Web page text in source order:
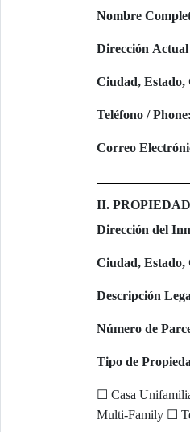
Nombre
Dirección
Ciudad, Estado,
Teléfono / Phone:
Correo
II.
Dirección del
Ciudad, Estado,
Descripción
Número de
Tipo de
☐ Casa
Multi-Family ☐